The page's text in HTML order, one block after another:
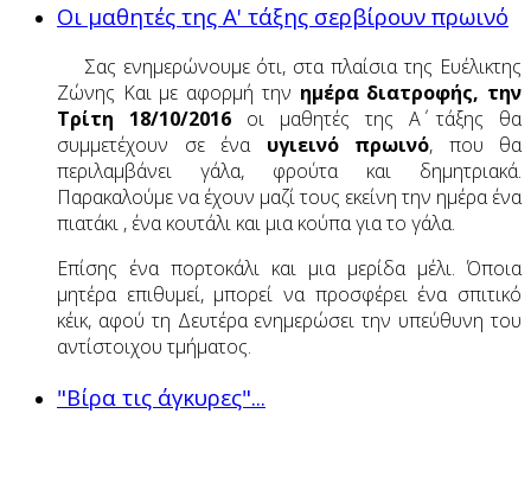
Οι μαθητές της Α' τάξης σερβίρουν πρωινό
Σας ενημερώνουμε ότι, στα πλαίσια της Ευέλικτης
Ζώνης Και με αφορμή την ημέρα διατροφής, την
Τρίτη 18/10/2016 οι μαθητές της Α΄ τάξης θα
συμμετέχουν σε ένα υγιεινό πρωινό, που θα
περιλαμβάνει γάλα, φρούτα και δημητριακά.
Παρακαλούμε να έχουν μαζί τους εκείνη την ημέρα ένα
πιατάκι , ένα κουτάλι και μια κούπα για το γάλα.
Επίσης ένα πορτοκάλι και μια μερίδα μέλι. Όποια
μητέρα επιθυμεί, μπορεί να προσφέρει ένα σπιτικό
κέικ, αφού τη Δευτέρα ενημερώσει την υπεύθυνη του
αντίστοιχου τμήματος.
"Βίρα τις άγκυρες"...